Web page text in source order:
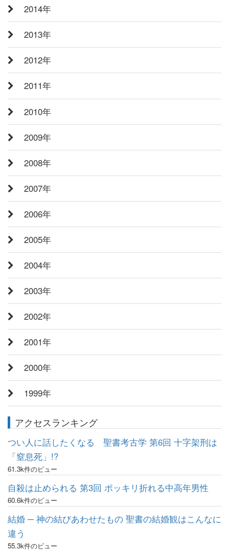
2014年
2013年
2012年
2011年
2010年
2009年
2008年
2007年
2006年
2005年
2004年
2003年
2002年
2001年
2000年
1999年
アクセスランキング
つい人に話したくなる 聖書考古学 第6回 十字架刑は
「窒息死」!?
61.3k件のビュー
自殺は止められる 第3回 ポッキリ折れる中高年男性
60.6k件のビュー
結婚 ─ 神の結びあわせたもの 聖書の結婚観はこんなに
違う
55.3k件のビュー